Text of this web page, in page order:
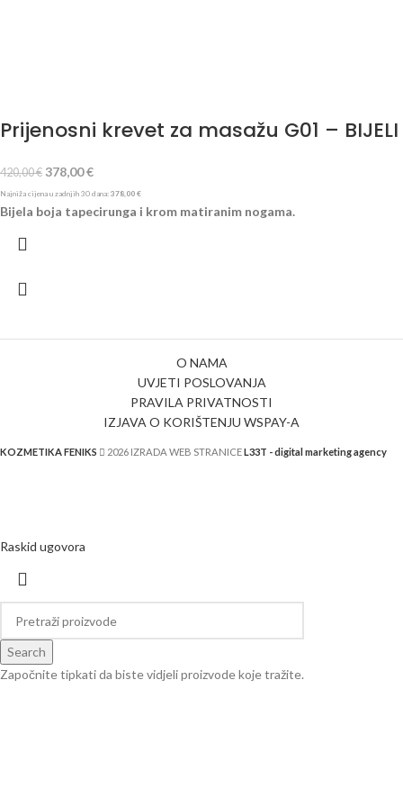
Prijenosni krevet za masažu G01 – BIJELI
420,00€ 378,00€
Najniža cijena u zadnjih 30 dana: 378,00 €
Bijela boja tapecirunga i krom matiranim nogama.
O NAMA
UVJETI POSLOVANJA
PRAVILA PRIVATNOSTI
IZJAVA O KORIŠTENJU WSPAY-A
KOZMETIKA FENIKS 2026 IZRADA WEB STRANICEL33T - digital marketing agency
Search
Započnite tipkati da biste vidjeli proizvode koje tražite.
Raskid ugovora